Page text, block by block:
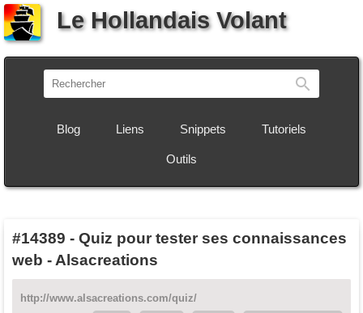
Le Hollandais Volant
Blog Liens Snippets Tutoriels
Outils
#14389 - Quiz pour tester ses connaissances
web - Alsacreations
http://www.alsacreations.com/quiz/